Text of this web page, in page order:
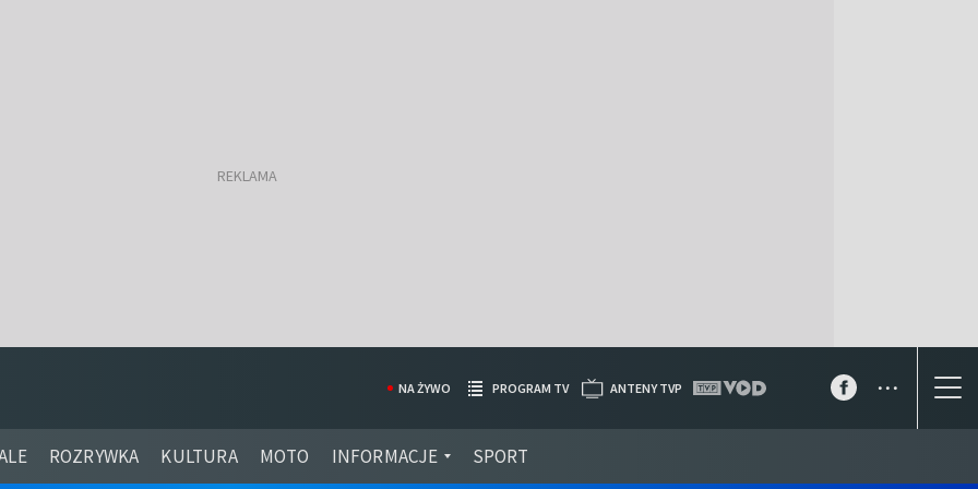
ROZRYWKA KULTURA MOTO INFORMACJE SPORT
NA ŻYWO PROGRAM TV ANTENY TVP ...